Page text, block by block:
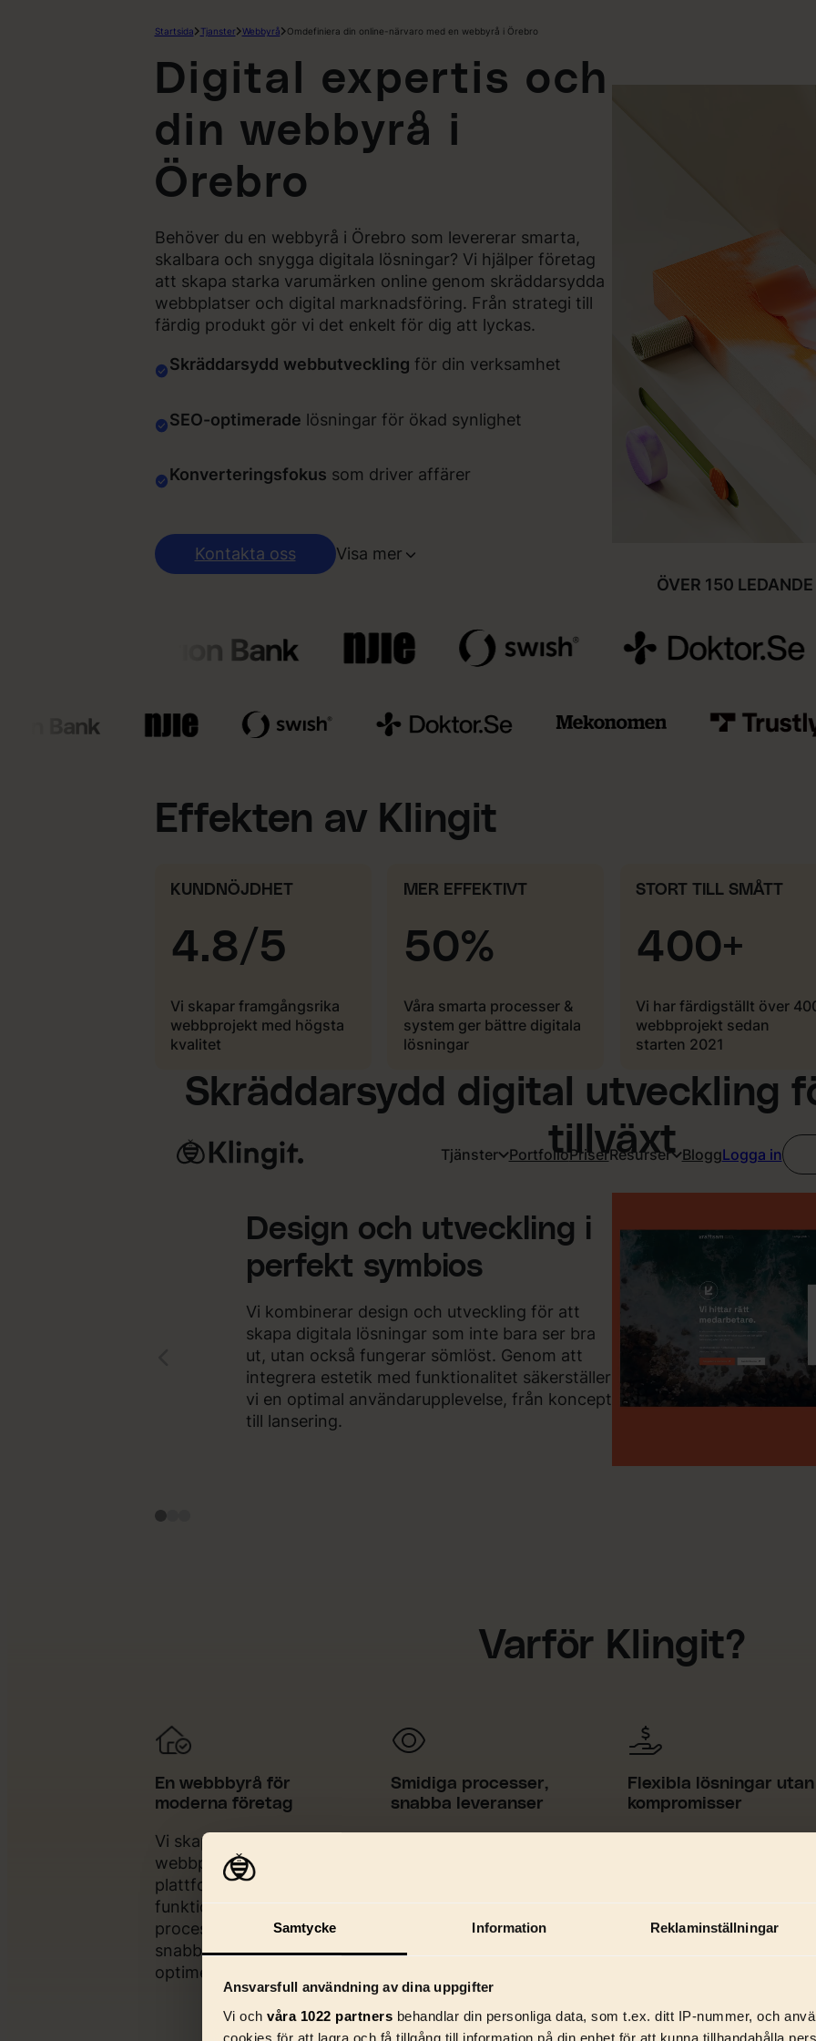
Samtycke Information Reklaminställningar
Ansvarsfull användning av dina uppgifter
Vi och våra 1022 partners behandlar din personliga data, som t.ex. ditt IP-nummer, och
cookies för att lagra och få tillgång till information på din enhet för att kunna tillhandahålla
Tjänster PortfolioPriserResurser BloggLogga in
Startsida Tjanster Webbyrå Omdefiniera din online-närvaro med en webbyrå i Örebro
Digital expertis och
din webbyrå i
Örebro
Behöver du en webbyrå i Örebro som levererar smarta,
skalbara och snygga digitala lösningar? Vi hjälper företag
att skapa starka varumärken online genom skräddarsydda
webbplatser och digital marknadsföring. Från strategi till
färdig produkt gör vi det enkelt för dig att lyckas.
Skräddarsydd webbutveckling för din verksamhet
SEO-optimerade lösningar för ökad synlighet
Konverteringsfokus som driver affärer
Kontakta oss
Visa mer
ÖVER 150
Effekten av Klingit
KUNDNÖJDHET
4.8/5
Vi skapar framgångsrika
webbprojekt med högsta
kvalitet
MER EFFEKTIVT
50%
Våra smarta processer &
system ger bättre digitala
lösningar
STORT TILL SMÅTT
400+
Vi har färdigställt över
webbprojekt sedan
starten 2021
Skräddarsydd digital utveckling
tillväxt
Design och utveckling i
perfekt symbios
Vi kombinerar design och utveckling för att
skapa digitala lösningar som inte bara ser bra
ut, utan också fungerar sömlöst. Genom att
integrera estetik med funktionalitet säkerställer
vi en optimal användarupplevelse, från koncept
till lansering.
Varför Klingit?
En webbbyrå för
moderna företag
Vi skapar skräddarsydda
webbplatser med strategi,
plattform, design &
funktionalitet. Med smarta
processer bygger vi
snabba, skalbara & SEO-
optimerade lösningar.
Smidiga processer,
snabba leveranser
krångel. Mindre fluff &
mer fokus på resultat som
stärker era affärsmål.
Flexibla lösningar utan
kompromisser
efter era behov, utan
långa avtal eller dolda